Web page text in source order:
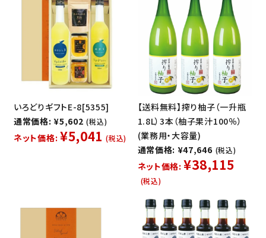
いろどりギフトE-8[5355]
通常価格: ¥5,602 (税込)
ネット価格: ¥5,041 (税込)
【送料無料】搾り柚子（一升瓶
1.8L）3本（柚子果汁100％）
(業務用・大容量)
通常価格: ¥47,646 (税込)
ネット価格: ¥38,115
(税込)